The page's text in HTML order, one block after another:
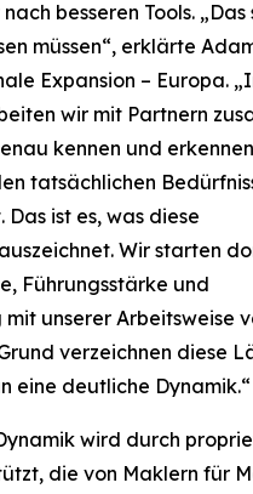
besseren Tools.
müssen“, erklärte
Expansion – Europa.
wir mit Partnern
kennen und
tatsächlichen
ist es, was diese
Wir starten
Führungsstärke und
mit unserer Arbeitsweise
verzeichnen diese
eine deutliche Dynamik.“
wird durch
die von Maklern für